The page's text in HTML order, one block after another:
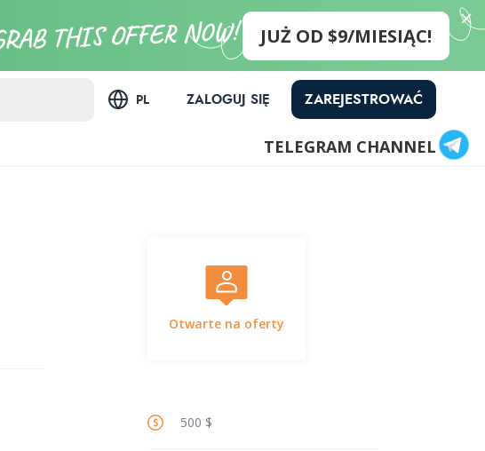
JUŻ OD $9/MIESIĄC!
PL ZALOGUJ SIĘ ZAREJESTROWAĆ
TELEGRAM CHANNEL
Otwarte na oferty
500 $